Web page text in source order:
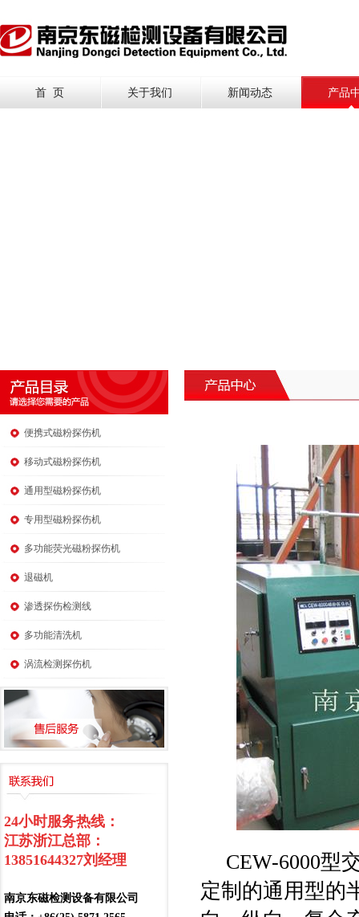
首 页 关于我们 新闻动态 产品
便携式磁粉探伤机
移动式磁粉探伤机
通用型磁粉探伤机
专用型磁粉探伤机
多功能荧光磁粉探伤机
退磁机
渗透探伤检测线
多功能清洗机
涡流检测探伤机
24小时服务热线：
江苏浙江总部：
13851644327刘经理
南京东磁检测设备有限公司
CEW-6000型
定制的通用型的